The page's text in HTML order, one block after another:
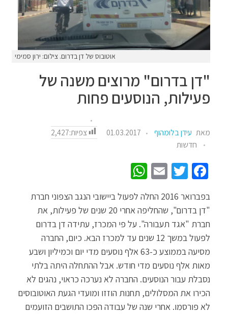
אוטובוס של דן בדרום. צילום: ירון סמימי
"דן בדרום" מרוצים משנה של
פעילות, הנוסעים פחות
מאת עידן בלומהוף 01.03.2017 צפיות:2,427
חדשות
Fa
b
o
o
k
T
tt
er
E
m
ail
at
sA
p
p
בפברואר 2016 החלה לפעול ביישובי הנגב הצפוני חברת
"דן בדרום", שהחליפה אחרי 20 שנים של פעילות, את
חברת "אגד תעבורה". על פי המכרז, עתידה דן בדרום
לפעול במשך 12 שנים עד למכרז הבא. כיום, החברה
מסיעה בממוצע כ-63 אלף נוסעים מדי יום וכמיליון ושבע
מאות אלף נוסעים מדי חודש. אבל ההתחלה היתה בלתי
נסבלת עבור הנוסעים. החברה לא נערכה כראוי, נהגים לא
הכירו את המסלולים, תחנות הוזזו ומועדי הגעת האוטובוסים
לא פורסמו. אחרי שנה של עבודה הפכו התושבים הזועמים